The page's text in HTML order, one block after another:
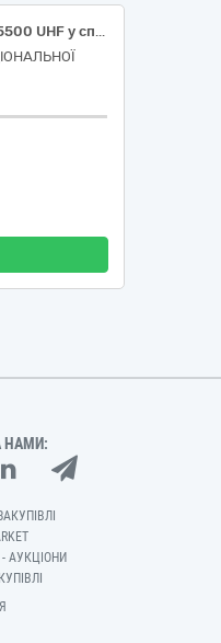
Ретранслятор MOTOROLA SLR 5500 UHF у спеціальному виконанні
НАМИ:
- АУКЦІОНИ